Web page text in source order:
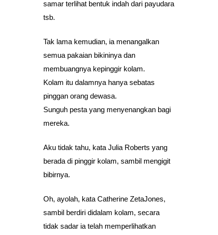
samar terlihat bentuk indah dari payudara
tsb.
Tak lama kemudian, ia menangalkan
semua pakaian bikininya dan
membuangnya kepinggir kolam.
Kolam itu dalamnya hanya sebatas
pinggan orang dewasa.
Sunguh pesta yang menyenangkan bagi
mereka.
Aku tidak tahu, kata Julia Roberts yang
berada di pinggir kolam, sambil mengigit
bibirnya.
Oh, ayolah, kata Catherine ZetaJones,
sambil berdiri didalam kolam, secara
tidak sadar ia telah memperlihatkan